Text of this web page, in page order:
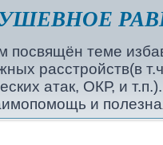
посвящён теме
расстройств(в
атак, ОКР, и
и